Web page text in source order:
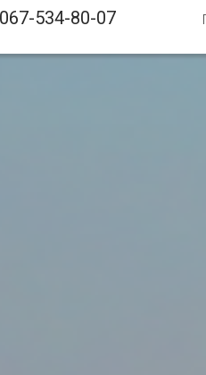
067-534-80-07